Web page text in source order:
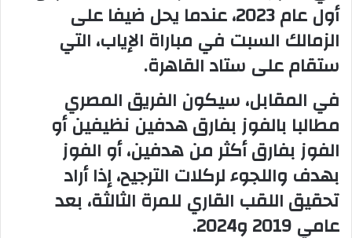
أول عام 2023، عندما يحل ضيفا على
الزمالك السبت في مباراة الإياب، التي
ستقام على ستاد القاهرة.
في المقابل، سيكون الفريق المصري
مطالبا بالفوز بفارق هدفين نظيفين أو
الفوز بفارق أكثر من هدفين، أو الفوز
بهدف واللجوء لركلات الترجيح، إذا أراد
تحقيق اللقب القاري للمرة الثالثة، بعد
عامي 2019 و2024.